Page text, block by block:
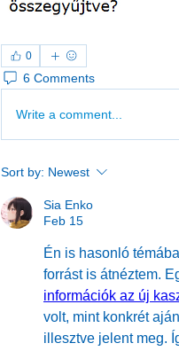
0
6 Comments
Write a comment...
Sort by: Newest
Sia Enko
Feb 15
Én is hasonló
forrást is átnéztem.
információk az új
volt, mint konkrét
illesztve jelent meg.